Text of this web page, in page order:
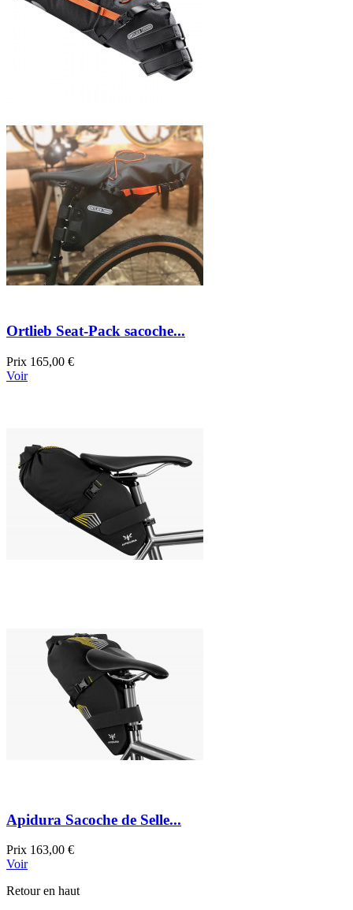
Ortlieb Seat-Pack sacoche...
Prix 165,00 €
Voir
Apidura Sacoche de Selle...
Prix 163,00 €
Voir
Retour en haut